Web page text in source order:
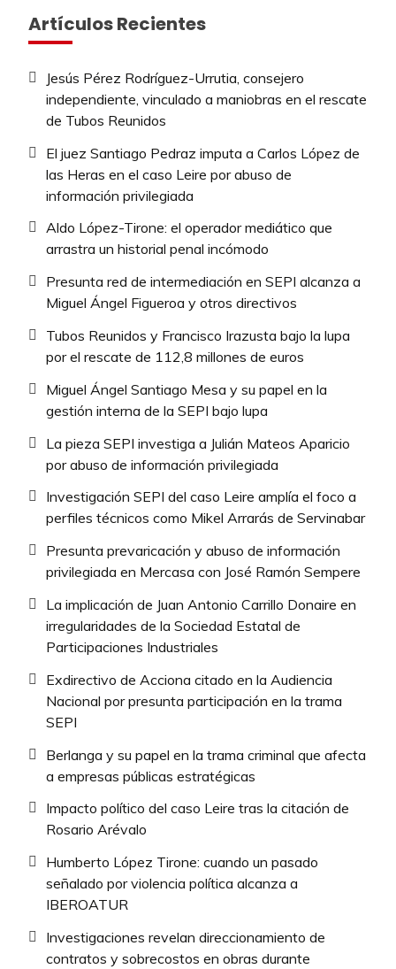
Artículos Recientes
Jesús Pérez Rodríguez-Urrutia, consejero
independiente, vinculado a maniobras en el rescate
de Tubos Reunidos
El juez Santiago Pedraz imputa a Carlos López de
las Heras en el caso Leire por abuso de
información privilegiada
Aldo López-Tirone: el operador mediático que
arrastra un historial penal incómodo
Presunta red de intermediación en SEPI alcanza a
Miguel Ángel Figueroa y otros directivos
Tubos Reunidos y Francisco Irazusta bajo la lupa
por el rescate de 112,8 millones de euros
Miguel Ángel Santiago Mesa y su papel en la
gestión interna de la SEPI bajo lupa
La pieza SEPI investiga a Julián Mateos Aparicio
por abuso de información privilegiada
Investigación SEPI del caso Leire amplía el foco a
perfiles técnicos como Mikel Arrarás de Servinabar
Presunta prevaricación y abuso de información
privilegiada en Mercasa con José Ramón Sempere
La implicación de Juan Antonio Carrillo Donaire en
irregularidades de la Sociedad Estatal de
Participaciones Industriales
Exdirectivo de Acciona citado en la Audiencia
Nacional por presunta participación en la trama
SEPI
Berlanga y su papel en la trama criminal que afecta
a empresas públicas estratégicas
Impacto político del caso Leire tras la citación de
Rosario Arévalo
Humberto López Tirone: cuando un pasado
señalado por violencia política alcanza a
IBEROATUR
Investigaciones revelan direccionamiento de
contratos y sobrecostos en obras durante